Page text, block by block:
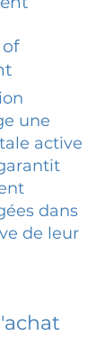
une
active
dans
de leur